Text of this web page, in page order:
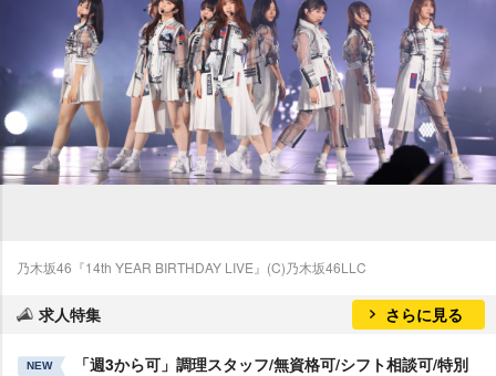
乃木坂46『14th YEAR BIRTHDAY LIVE』(C)乃木坂46LLC
求人特集 さらに見る
NEW
「週3から可」調理スタッフ/無資格可/シフト相談可/特別